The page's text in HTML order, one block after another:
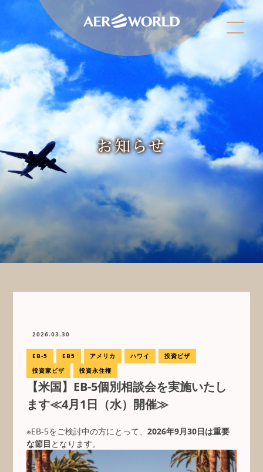
2026.03.30
EB-5 EB5 アメリカ ハワイ
投資ビザ
投資家ビザ
投資永住権
【米国】EB-5個別相談会を実施いたし
ます≪4月1日（水）開催≫
※EB-5をご検討中の方にとって、 2026年9月30日は重要
な節目 となります。